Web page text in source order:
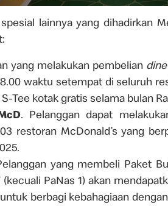
lainnya yang dihadirkan
yang melakukan pembelian
waktu setempat di seluruh
Tee kotak gratis selama bulan
. Pelanggan dapat
restoran McDonald’s yang
yang membeli Paket
(kecuali PaNas 1) akan
berbagi kebahagiaan